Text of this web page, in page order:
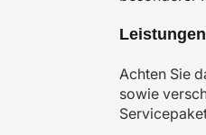
Achten Sie
sowie